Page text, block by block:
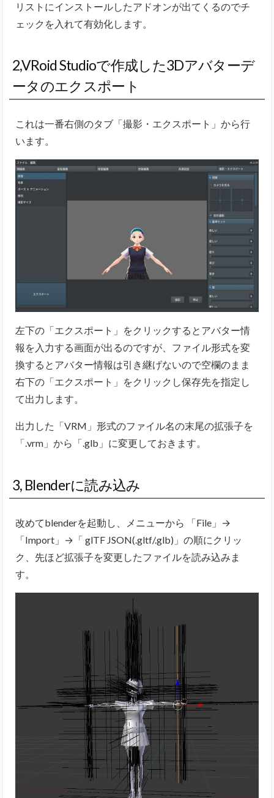
リストにインストールしたアドオンが出てくるのでチ
ェックを入れて有効化します。
2,VRoid Studioで作成した3Dアバターデ
ータのエクスポート
これは一番右側のタブ「撮影・エクスポート」から行
います。
左下の「エクスポート」をクリックするとアバター情
報を入力する画面が出るのですが、ファイル形式を変
換するとアバター情報は引き継げないので空欄のまま
右下の「エクスポート」をクリックし保存先を指定し
て出力します。
出力した「VRM」形式のファイル名の末尾の拡張子を
「.vrm」から「.glb」に変更しておきます。
3, Blenderに読み込み
改めてblenderを起動し、メニューから 「File」→
「Import」→「 glTF JSON(.gltf/.glb)」の順にクリッ
ク、先ほど拡張子を変更したファイルを読み込みま
す。